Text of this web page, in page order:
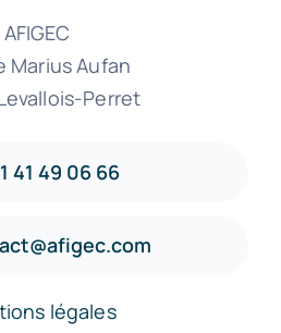
AFIGEC
Marius Aufan
Perret
41 49 06 66
légales